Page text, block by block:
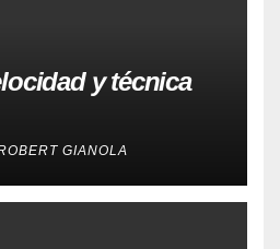
y técnica
GIANOLA